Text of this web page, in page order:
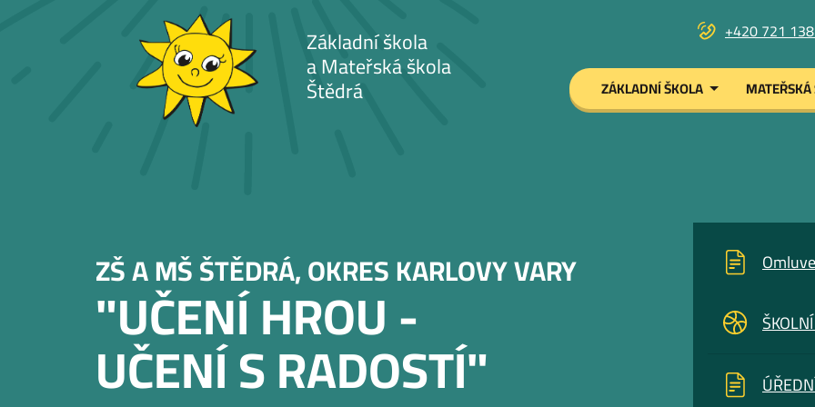
Základní škola
a Mateřská škola
Štědrá
+420 721
Menu
navigace
ZÁKLADNÍ ŠKOLA
ZŠ A MŠ ŠTĚDRÁ, OKRES KARLOVY VARY
"UČENÍ HROU -
UČENÍ S RADOSTÍ"